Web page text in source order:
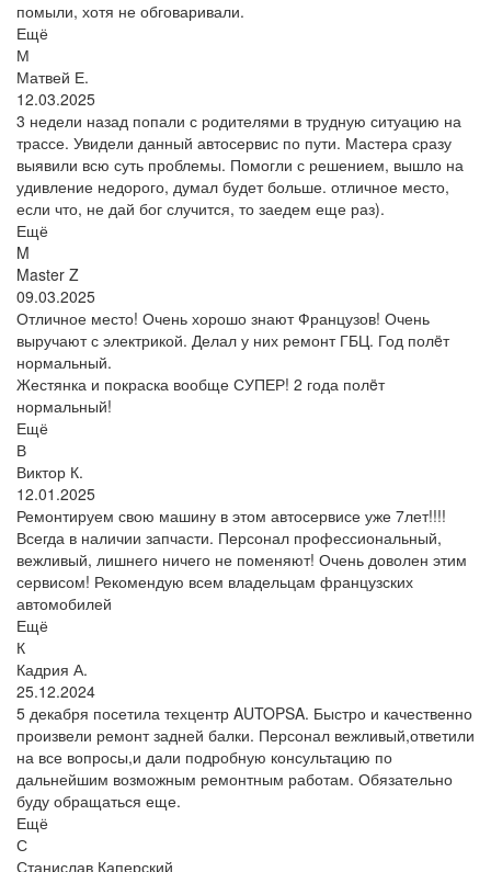
помыли, хотя не обговаривали.
Ещё
М
Матвей Е.
12.03.2025
3 недели назад попали с родителями в трудную ситуацию на
трассе. Увидели данный автосервис по пути. Мастера сразу
выявили всю суть проблемы. Помогли с решением, вышло на
удивление недорого, думал будет больше. отличное место,
если что, не дай бог случится, то заедем еще раз).
Ещё
M
Master Z
09.03.2025
Отличное место! Очень хорошо знают Французов! Очень
выручают с электрикой. Делал у них ремонт ГБЦ. Год полëт
нормальный.
Жестянка и покраска вообще СУПЕР! 2 года полëт
нормальный!
Ещё
В
Виктор К.
12.01.2025
Ремонтируем свою машину в этом автосервисе уже 7лет!!!!
Всегда в наличии запчасти. Персонал профессиональный,
вежливый, лишнего ничего не поменяют! Очень доволен этим
сервисом! Рекомендую всем владельцам французских
автомобилей
Ещё
К
Кадрия А.
25.12.2024
5 декабря посетила техцентр AUTOPSA. Быстро и качественно
произвели ремонт задней балки. Персонал вежливый,ответили
на все вопросы,и дали подробную консультацию по
дальнейшим возможным ремонтным работам. Обязательно
буду обращаться еще.
Ещё
С
Станислав Каперский